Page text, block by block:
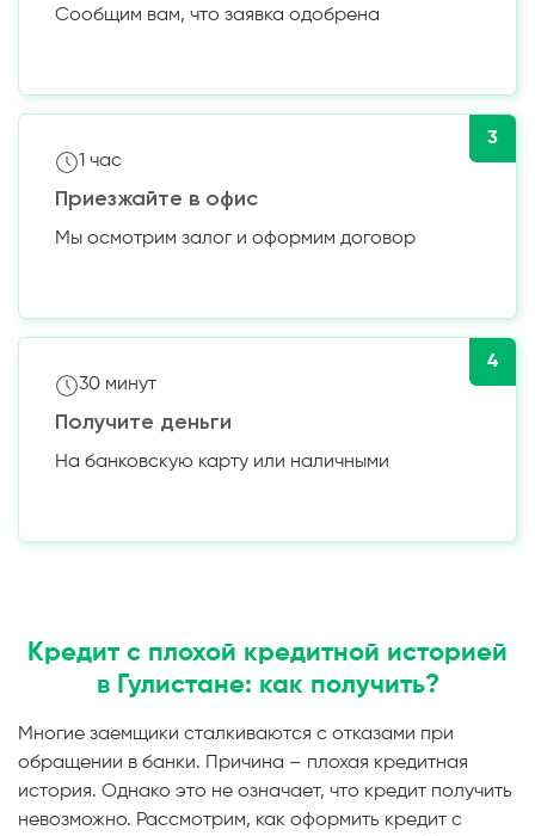
Сообщим вам, что заявка одобрена
3
1 час
Приезжайте в офис
Мы осмотрим залог и оформим договор
4
30 минут
Получите деньги
На банковскую карту или наличными
Кредит с плохой кредитной историей
в Гулистане: как получить?
Многие заемщики сталкиваются с отказами при
обращении в банки. Причина – плохая кредитная
история. Однако это не означает, что кредит получить
невозможно. Рассмотрим, как оформить кредит с